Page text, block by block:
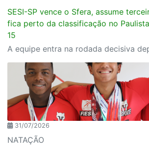
SESI-SP vence o Sfera, assume
fica perto da classificação no
15
31/07/2026
NATAÇÃO